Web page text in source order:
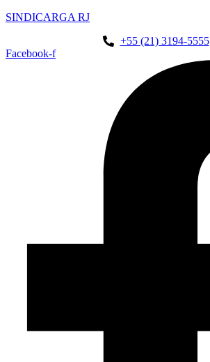
SINDICARGA RJ
+55 (21) 3194-5555
Facebook-f